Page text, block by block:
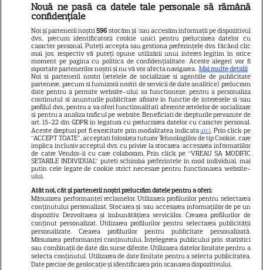
Libertatea
Libertatea pentru femei
GSP
Știri mondene
Avantaje
Elle
Unica
Retete practice
URMĂREȘTE-NE PE
Copyright2026Ringier Romania – Toate Drepturile rezervate
Nouă ne pasă ca datele tale personale să rămână
confidențiale
Noi și partenerii noștri596 stocăm și/sau accesăm informații pe dispozitivul
dvs., precum identificatorii cookie unici pentru prelucrarea datelor cu
caracter personal. Puteți accepta sau gestiona preferințele dvs. făcând clic
mai jos, respectiv vă puteți opune utilizării unui interes legitim în orice
moment pe pagina cu politica de confidențialitate. Aceste alegeri vor fi
raportate partenerilor noștri și nu vă vor afecta navigarea. Mai multe detalii
Noi si partenerii nostri (retelele de socializare si agentiile de publicitate
partenere, precum si furnizorii nostri de servicii de date analitice) prelucram
date pentru a permite website-ului sa functioneze, pentru a personaliza
continutul si anunturile publicitare afisate in functie de interesele si/sau
profilul dvs., pentru a va oferi functionalitati aferente retelelor de socializare
si pentru a analiza traficul pe website. Beneficiati de drepturile prevazute de
art. 15-22 din GDPR in legatura cu prelucrarea datelor cu caracter personal.
Aceste drepturi pot fi exercitate prin modalitatea indicataaici. Prin click pe
“ACCEPT TOATE”, acceptati folosirea tuturor Tehnologiilor de tip Cookie, care
implica inclusiv acceptul dvs. cu privire la stocarea/accesarea informatiilor
de catre Vendor-ii cu care colaboram. Prin click pe “VREAU SA MODIFIC
SETARILE INDIVIDUAL” puteti schimba preferintele in mod individual, mai
putin cele legate de cookie strict necesare pentru functionarea website-
ului.
Atât noi, cât și partenerii noștri prelucrăm datele pentru a oferi:
Măsurarea performanței reclamelor. Utilizarea profilurilor pentru selectarea
conținutului personalizat. Stocarea și/sau accesarea informațiilor de pe un
dispozitiv. Dezvoltarea și îmbunătățirea serviciilor. Crearea profilurilor de
conținut personalizat. Utilizarea profilurilor pentru selectarea publicității
personalizate. Crearea profilurilor pentru publicitate personalizată.
Măsurarea performanței conținutului. Înțelegerea publicului prin statistici
sau combinații de date din surse diferite. Utilizarea datelor limitate pentru a
selecta conținutul. Utilizarea de date limitate pentru a selecta publicitatea.
Date precise de geolocație și identificarea prin scanarea dispozitivului.